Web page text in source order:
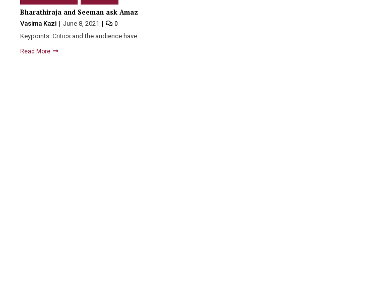
Bharathiraja and Seeman ask Amazon to ban ‘The Family Man: Season 2’, threatens boycott of Amazon
Vasima Kazi June 8, 2021 0
Keypoints: Critics and the audience have garnered overwhelmingly positive responses…
Read More